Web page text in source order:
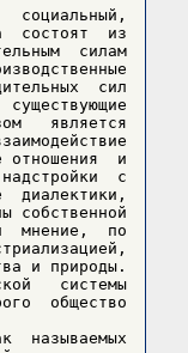
социальный,
состоят  из
силам
сил
является
отношения  и
с
диалектики,
собственной
мнение,  по
и природы.
системы
общество
называемых